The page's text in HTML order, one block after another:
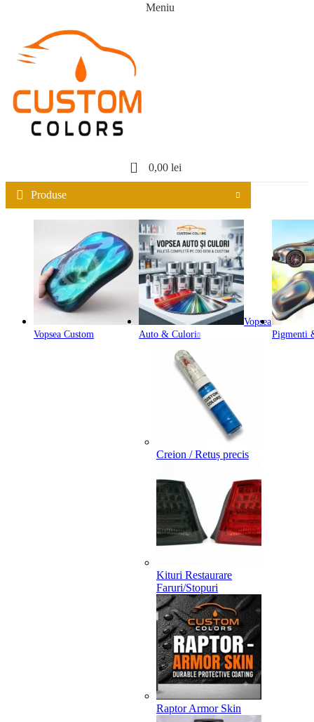
Meniu
0 0,00 lei
Produse
Vopsea Custom
Vopsea
Auto & Culori
Creion / Retuș precis
Kituri Restaurare
Faruri/Stopuri
Raptor Armor Skin
Pigmenti